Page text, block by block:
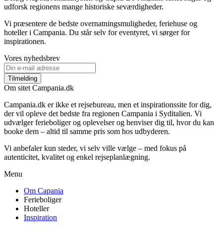
udforsk regionens mange historiske seværdigheder.
Vi præsentere de bedste overnatnings­muligheder, feriehuse og
hoteller i Campania. Du står selv for eventyret, vi sørger for
inspirationen.
Vores nyhedsbrev
Tilmelding
Om sitet Campania.dk
Campania.dk er ikke et rejsebureau, men et inspirationssite for dig,
der vil opleve det bedste fra regionen Campania i Syditalien. Vi
udvælger ferieboliger og oplevelser og henviser dig til, hvor du kan
booke dem – altid til samme pris som hos udbyderen.
Vi anbefaler kun steder, vi selv ville vælge – med fokus på
autenticitet, kvalitet og enkel rejseplanlægning.
Menu
Om Capania
Ferieboliger
Hoteller
Inspiration